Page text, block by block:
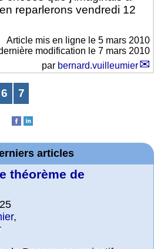
reparlerons vendredi 12
Article mis en ligne le 5 mars 2010
modification le 7 mars 2010
par bernard.vuilleumier
6 7
articles
théorème de
,